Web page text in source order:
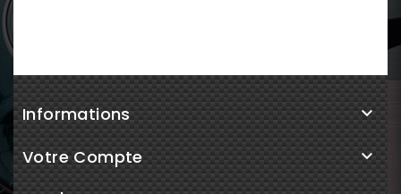
Informations 
Votre Compte 